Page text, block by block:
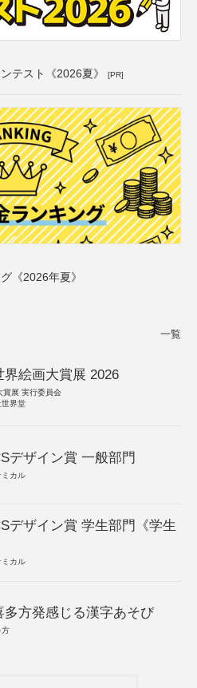
テスト《2026夏》 [PR]
《2026年夏》
一覧
界絵画大賞展 2026
賞展 実行委員会
世界堂
デザイン賞 一般部門
ミカル
デザイン賞 学生部門《学生
ミカル
多方発感じる漢字あそび
方